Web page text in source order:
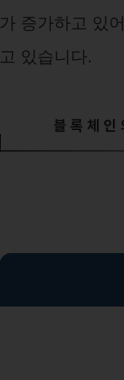
가 증가하고 있
고 있습니다.
블록체